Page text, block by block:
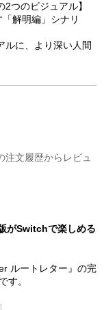
つのビジュアル】
「解明編」シナリ
ルに、より深い人間
注文履歴からレビュ
がSwitchで楽しめる
ルートレター』の完
す。